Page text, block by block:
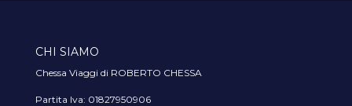
CHI SIAMO
Chessa Viaggi di ROBERTO CHESSA
Partita Iva: 01827950906